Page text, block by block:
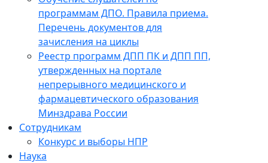
программам ДПО. Правила приема.
Перечень документов для
зачисления на циклы
Реестр программ ДПП ПК и ДПП ПП,
утвержденных на портале
непрерывного медицинского и
фармацевтического образования
Минздрава России
Сотрудникам
Конкурс и выборы НПР
Наука